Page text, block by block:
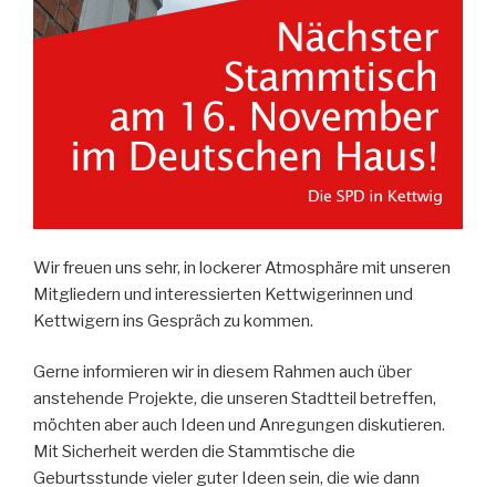
Wir freuen uns sehr, in lockerer Atmosphäre mit unseren
Mitgliedern und interessierten Kettwigerinnen und
Kettwigern ins Gespräch zu kommen.
Gerne informieren wir in diesem Rahmen auch über
anstehende Projekte, die unseren Stadtteil betreffen,
möchten aber auch Ideen und Anregungen diskutieren.
Mit Sicherheit werden die Stammtische die
Geburtsstunde vieler guter Ideen sein, die wie dann